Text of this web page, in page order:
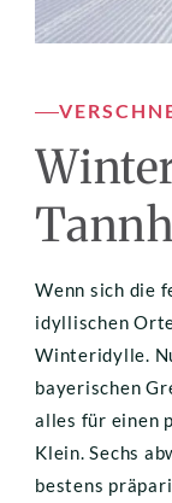
Wenn sich die
idyllischen
Winteridylle.
bayerischen
alles für einen
Klein. Sechs
bestens